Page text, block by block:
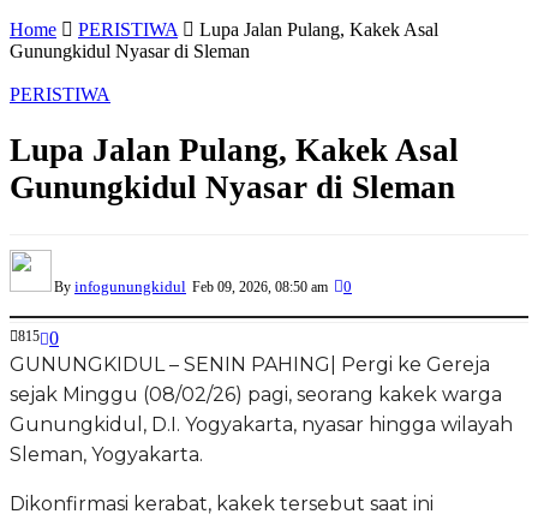
Home
PERISTIWA
Lupa Jalan Pulang, Kakek Asal
Gunungkidul Nyasar di Sleman
PERISTIWA
Lupa Jalan Pulang, Kakek Asal
Gunungkidul Nyasar di Sleman
By infogunungkidul Feb 09, 2026, 08:50 am 0
815 0
GUNUNGKIDUL – SENIN PAHING| Pergi ke Gereja
sejak Minggu (08/02/26) pagi, seorang kakek warga
Gunungkidul, D.I. Yogyakarta, nyasar hingga wilayah
Sleman, Yogyakarta.
Dikonfirmasi kerabat, kakek tersebut saat ini